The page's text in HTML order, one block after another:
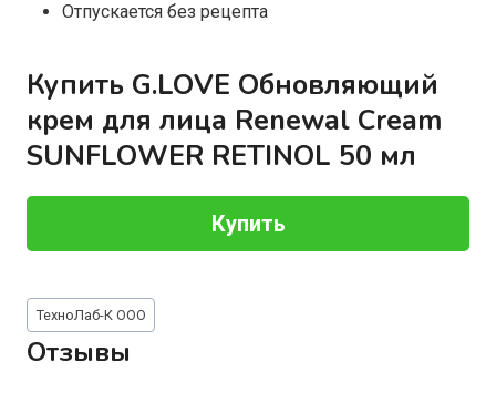
Отпускается без рецепта
Купить G.LOVE Обновляющий
крем для лица Renewal Cream
SUNFLOWER RETINOL 50 мл
Купить
Метки
записи:
ТехноЛаб-К ООО
Отзывы